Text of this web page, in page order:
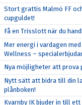
Stort grattis Malmö FF
cupguldet!
Få en Trisslott när du
Mer energi i vardagen
Wellness –
Nya möjligheter att prova
Nytt sätt att bidra till din
plånboken!
Kvarnby IK bjuder in till